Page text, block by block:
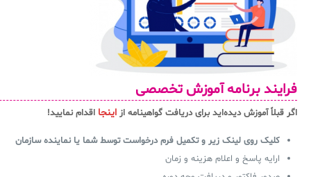
فرایند برنامه آموزش تخصصی
اگر قبلاً آموزش دیده‌اید برای دریافت گواهینامه از اینجا اقدام نمایید!
کلیک روی لینک زیر و تکمیل فرم درخواست توسط شما یا نماینده سازمان
ارایه پاسخ و اعلام هزینه و زمان